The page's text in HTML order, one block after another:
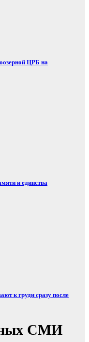
ЦРБ на
и единства
к груди сразу после